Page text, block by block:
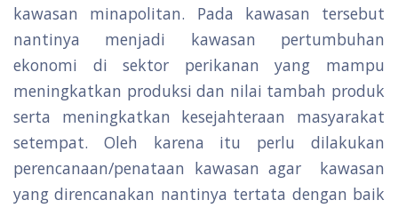
kawasan minapolitan. Pada kawasan tersebut
nantinya menjadi kawasan pertumbuhan
ekonomi di sektor perikanan yang mampu
meningkatkan produksi dan nilai tambah produk
serta meningkatkan kesejahteraan masyarakat
setempat. Oleh karena itu perlu dilakukan
perencanaan/penataan kawasan agar kawasan
yang direncanakan nantinya tertata dengan baik